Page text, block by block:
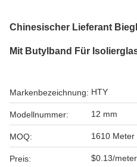
Chinesischer Lieferant
Mit Butylband Für
Markenbezeichnung: HTY
Modellnummer: 12 mm
MOQ: 1610 Meter
Preis: $0.13/